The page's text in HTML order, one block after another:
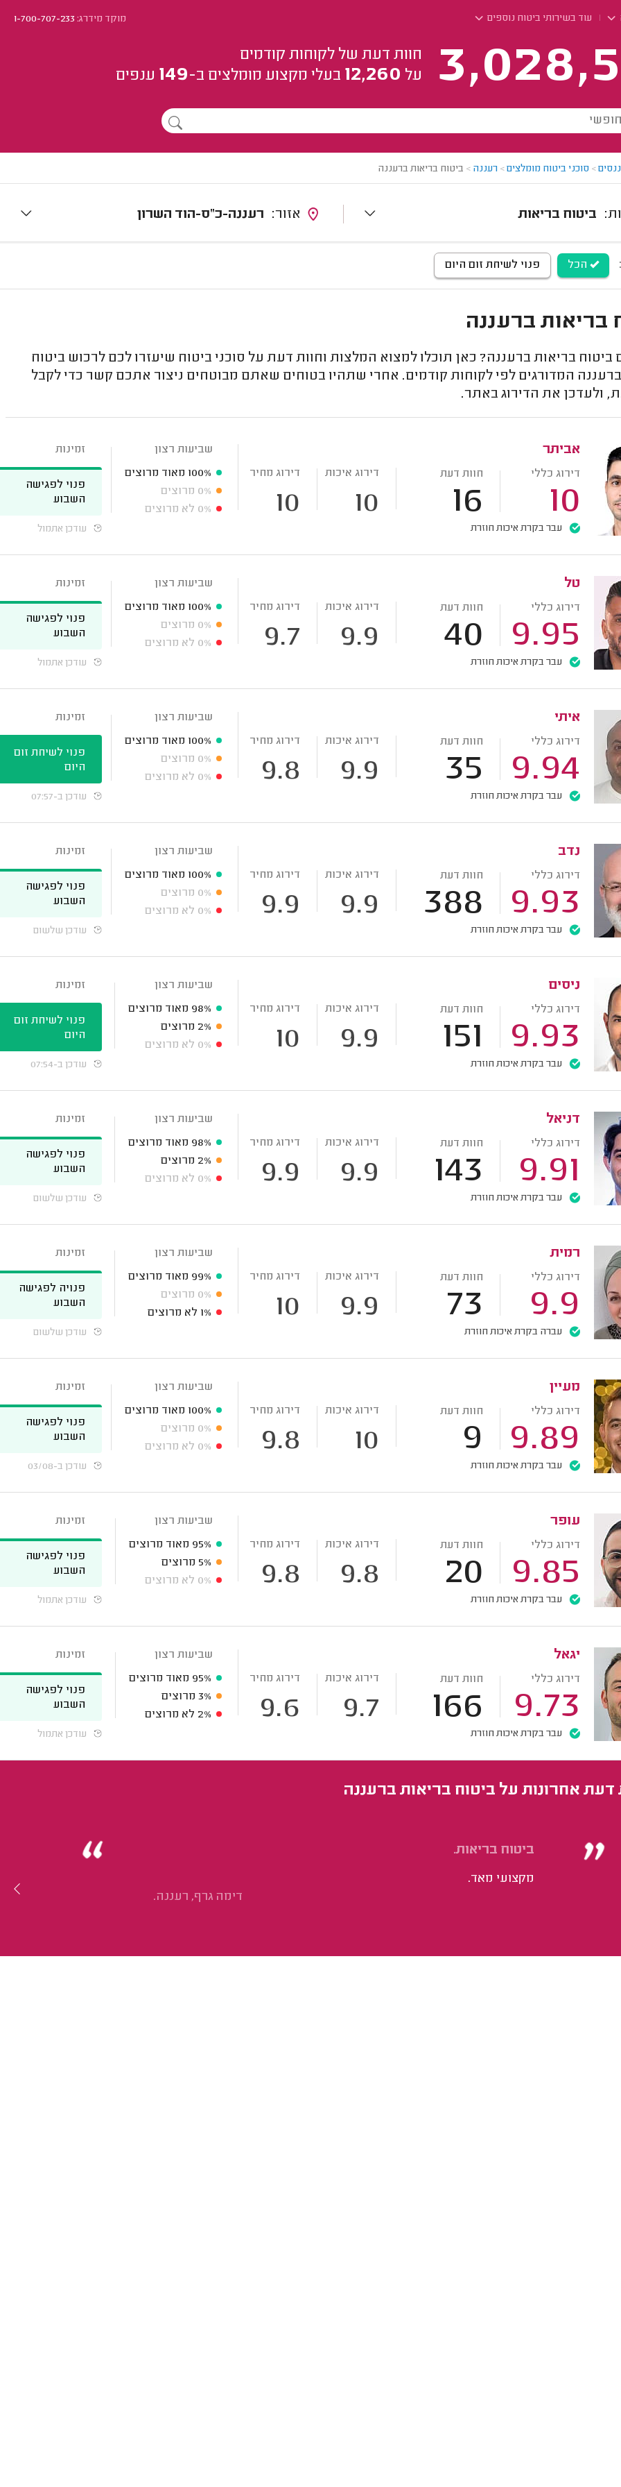
עוד בשירותי ביטוח נוספים מוקד מידרג:1-700-707-233
חוות דעת של לקוחות קודמים
על 12,260 בעלי מקצוע מומלצים ב-149 ענפים
> סוכני ביטוח מומלצים> רעננה > ביטוח בריאות ברעננה
ביטוח בריאות רעננה-כ"ס-הוד השרון
הכל פנוי לשיחת זום היום
בריאות ברעננה
בריאות ברעננה? כאן תוכלו למצוא המלצות וחוות דעת על סוכני ביטוח שיעזרו לכם לרכוש ביטוח
המדורגים לפי לקוחות קודמים. אחרי שתהיו בטוחים שאתם מבוטחים ניצור אתכם קשר כדי לקבל
ולעדכן את הדירוג באתר.
אביתר
דירוג כללי
10
חוות דעת
16
דירוג איכות
10
דירוג מחיר
10
עבר בקרת איכות חוזרת
שביעות רצון
100% מאוד מרוצים
0% מרוצים
0% לא מרוצים
זמינות
פנוי לפגישה
השבוע
עודכן אתמול
טל
דירוג כללי
9.95
חוות דעת
40
דירוג איכות
9.9
דירוג מחיר
9.7
עבר בקרת איכות חוזרת
שביעות רצון
100% מאוד מרוצים
0% מרוצים
0% לא מרוצים
זמינות
פנוי לפגישה
השבוע
עודכן אתמול
איתי
דירוג כללי
9.94
חוות דעת
35
דירוג איכות
9.9
דירוג מחיר
9.8
עבר בקרת איכות חוזרת
שביעות רצון
100% מאוד מרוצים
0% מרוצים
0% לא מרוצים
זמינות
פנוי לשיחת זום
היום
עודכן ב-07:57
נדב
דירוג כללי
9.93
חוות דעת
388
דירוג איכות
9.9
דירוג מחיר
9.9
עבר בקרת איכות חוזרת
שביעות רצון
100% מאוד מרוצים
0% מרוצים
0% לא מרוצים
זמינות
פנוי לפגישה
השבוע
עודכן שלשום
ניסים
דירוג כללי
9.93
חוות דעת
151
דירוג איכות
9.9
דירוג מחיר
10
עבר בקרת איכות חוזרת
שביעות רצון
98% מאוד מרוצים
2% מרוצים
0% לא מרוצים
זמינות
פנוי לשיחת זום
היום
עודכן ב-07:54
דניאל
דירוג כללי
9.91
חוות דעת
143
דירוג איכות
9.9
דירוג מחיר
9.9
עבר בקרת איכות חוזרת
שביעות רצון
98% מאוד מרוצים
2% מרוצים
0% לא מרוצים
זמינות
פנוי לפגישה
השבוע
עודכן שלשום
רמית
דירוג כללי
9.9
חוות דעת
73
דירוג איכות
9.9
דירוג מחיר
10
עברה בקרת איכות חוזרת
שביעות רצון
99% מאוד מרוצים
0% מרוצים
1% לא מרוצים
זמינות
פנויה לפגישה
השבוע
עודכן שלשום
מעיין
דירוג כללי
9.89
חוות דעת
9
דירוג איכות
10
דירוג מחיר
9.8
עבר בקרת איכות חוזרת
שביעות רצון
100% מאוד מרוצים
0% מרוצים
0% לא מרוצים
זמינות
פנוי לפגישה
השבוע
עודכן ב-03/08
עופר
דירוג כללי
9.85
חוות דעת
20
דירוג איכות
9.8
דירוג מחיר
9.8
עבר בקרת איכות חוזרת
שביעות רצון
95% מאוד מרוצים
5% מרוצים
0% לא מרוצים
זמינות
פנוי לפגישה
השבוע
עודכן אתמול
יגאל
דירוג כללי
9.73
חוות דעת
166
דירוג איכות
9.7
דירוג מחיר
9.6
עבר בקרת איכות חוזרת
שביעות רצון
95% מאוד מרוצים
3% מרוצים
2% לא מרוצים
זמינות
פנוי לפגישה
השבוע
עודכן אתמול
דעת אחרונות על ביטוח בריאות ברעננה
ביטוח בריאות.
מקצועי מאד.
דימה גרף, רעננה.